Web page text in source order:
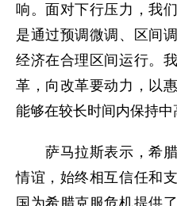
响。面对下行压力，我
是通过预调微调、区间
经济在合理区间运行。
革，向改革要动力，以
能够在较长时间内保持中
萨马拉斯表示，希腊
情谊，始终相互信任和
国为希腊克服危机提供